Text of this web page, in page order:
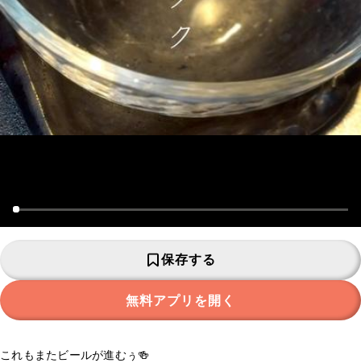
保存する
無料アプリを開く
これもまたビールが進むぅ🍻